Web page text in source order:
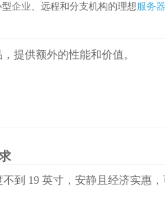
企业、远程和分支机构的理想服务器
提供额外的性能和价值。
到 19 英寸，安静且经济实惠